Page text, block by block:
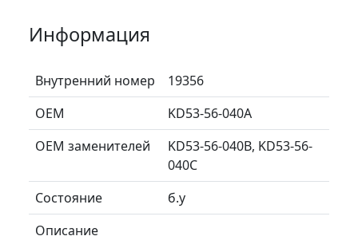
Информация
Внутренний номер
19356
ОЕМ
KD53-56-040A
ОЕМ заменителей
KD53-56-040B, KD53-56-
040C
Состояние
б.у
Описание